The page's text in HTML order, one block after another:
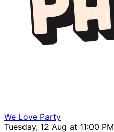
We Love Party
Tuesday, 12 Aug at 11:00 PM